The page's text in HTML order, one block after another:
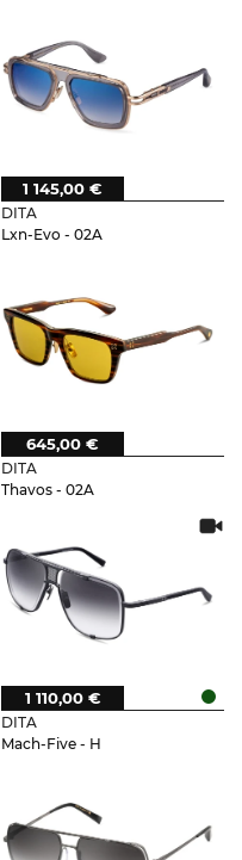
DITA
Lxn-Evo - 02A
1 145,00 €
DITA
Thavos - 02A
645,00 €
DITA
Mach-Five - H
1 110,00 €